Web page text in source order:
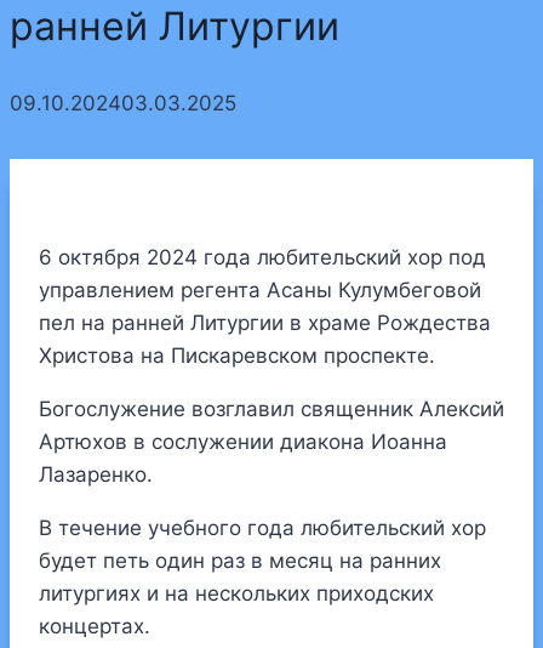
ранней Литургии
09.10.202403.03.2025
6 октября 2024 года любительский хор под
управлением регента Асаны Кулумбеговой
пел на ранней Литургии в храме Рождества
Христова на Пискаревском проспекте.
Богослужение возглавил священник Алексий
Артюхов в сослужении диакона Иоанна
Лазаренко.
В течение учебного года любительский хор
будет петь один раз в месяц на ранних
литургиях и на нескольких приходских
концертах.